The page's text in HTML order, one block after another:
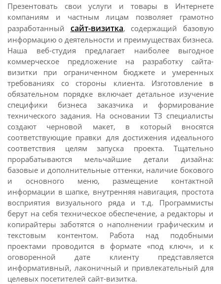
Презентовать свои услуги и товары в Интернете
компаниям и частным лицам позволяет грамотно
разработанный сайт-визитка, содержащий базовую
информацию о деятельности и преимуществах бизнеса.
Наша веб-студия предлагает наиболее выгодное
коммерческое предложение на разработку сайта-
визитки при ограниченном бюджете и умеренных
требованиях со стороны клиента. Изготовление в
обязательном порядке включает детальное изучение
специфики бизнеса заказчика и формирование
технического задания. На основании ТЗ специалисты
создают черновой макет, в который вносятся
соответствующие правки для достижения идеального
соответствия целям запуска проекта. Тщательно
прорабатываются мельчайшие детали дизайна:
базовые и дополнительные оттенки, наличие бокового
и основного меню, размещение контактной
информации в шапке, внутренняя навигация, простота
восприятия визуального ряда и т.д. Программисты
берут на себя техническое обеспечение, а редакторы и
копирайтеры заботятся о наполнении графическим и
текстовым контентом. Работа над подобными
проектами проводится в формате «под ключ», и к
оговоренной дате клиенту представляется
информативный, лаконичный и привлекательный для
целевых посетителей сайт-визитка.